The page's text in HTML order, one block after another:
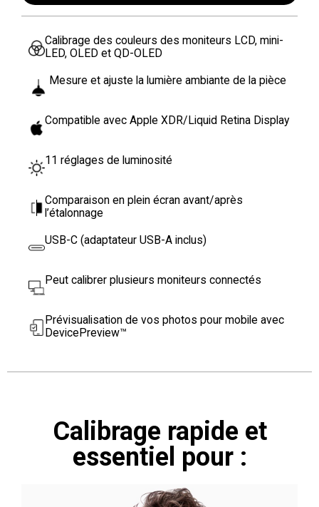
Calibrage des couleurs des moniteurs LCD, mini-
LED, OLED et QD-OLED
Mesure et ajuste la lumière ambiante de la pièce
Compatible avec Apple XDR/Liquid Retina Display
11 réglages de luminosité
Comparaison en plein écran avant/après
l’étalonnage
USB-C (adaptateur USB-A inclus)
Peut calibrer plusieurs moniteurs connectés
Prévisualisation de vos photos pour mobile avec
DevicePreview™
Calibrage rapide et
essentiel pour :